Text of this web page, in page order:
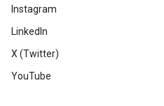
Instagram
LinkedIn
X (Twitter)
YouTube